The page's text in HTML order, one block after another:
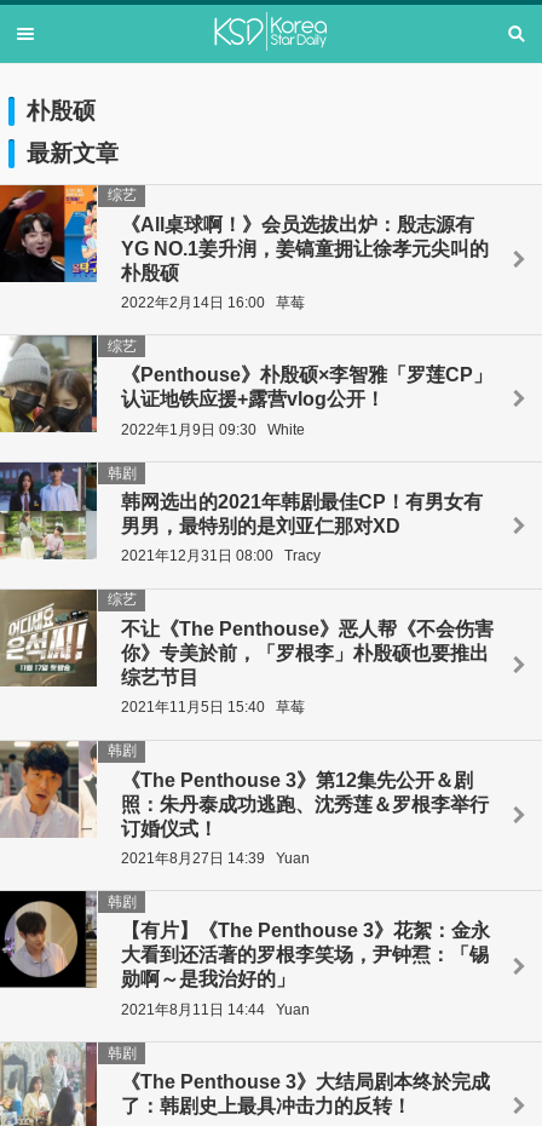
朴殷硕
最新文章
《All桌球啊！》会员选拔出炉：殷志源有
YG NO.1姜升润，姜镐童拥让徐孝元尖叫的
朴殷硕
综艺
2022年2月14日 16:00 草莓
《Penthouse》朴殷硕×李智雅「罗莲CP」
认证地铁应援+露营vlog公开！
综艺
2022年1月9日 09:30 White
韩网选出的2021年韩剧最佳CP！有男女有
男男，最特别的是刘亚仁那对XD
韩剧
2021年12月31日 08:00 Tracy
不让《The Penthouse》恶人帮《不会伤害
你》专美於前，「罗根李」朴殷硕也要推出
综艺节目
综艺
2021年11月5日 15:40 草莓
《The Penthouse 3》第12集先公开＆剧
照：朱丹泰成功逃跑、沈秀莲＆罗根李举行
订婚仪式！
韩剧
2021年8月27日 14:39 Yuan
【有片】《The Penthouse 3》花絮：金永
大看到还活著的罗根李笑场，尹钟焄：「锡
勋啊～是我治好的」
韩剧
2021年8月11日 14:44 Yuan
《The Penthouse 3》大结局剧本终於完成
了：韩剧史上最具冲击力的反转！
韩剧